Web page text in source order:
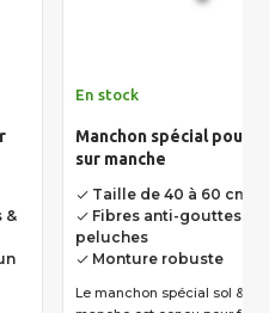
&
En stock
Manchon spécial pour
sur manche
done Taille de 40 à 60 cm
done Fibres anti-gouttes et
peluches
done Monture robuste
Le manchon spécial sol &amp; mur sur